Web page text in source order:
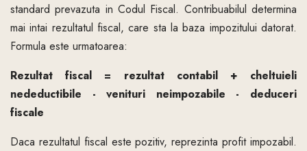
standard prevazuta in Codul Fiscal. Contribuabilul determina
mai intai rezultatul fiscal, care sta la baza impozitului datorat.
Formula este urmatoarea:
Rezultat fiscal = rezultat contabil + cheltuieli
nedeductibile - venituri neimpozabile - deduceri
fiscale
Daca rezultatul fiscal este pozitiv, reprezinta profit impozabil.